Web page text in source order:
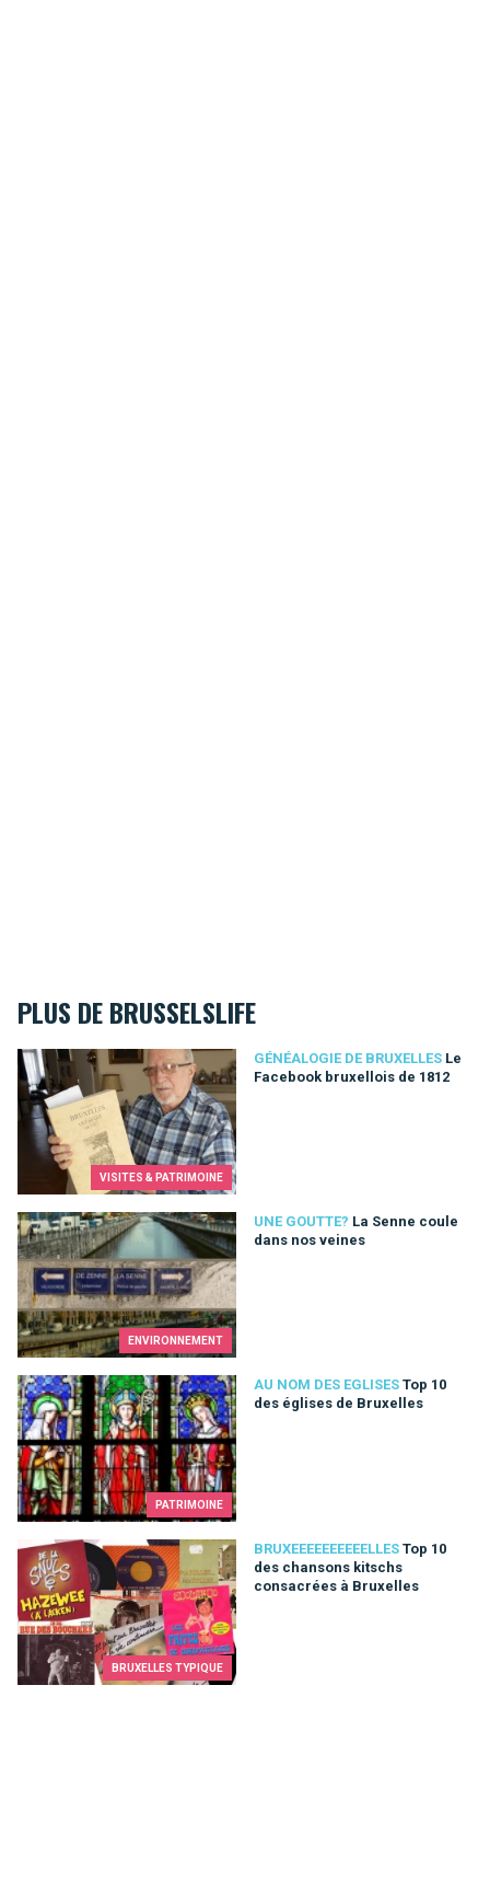
PLUS DE BRUSSELSLIFE
VISITES & PATRIMOINE
GÉNÉALOGIE DE BRUXELLES Le
Facebook bruxellois de 1812
Le Facebook bruxellois de 1812
ENVIRONNEMENT
UNE GOUTTE? La Senne coule
dans nos veines
La Senne coule dans nos veines
PATRIMOINE
AU NOM DES EGLISES Top 10
des églises de Bruxelles
Top 10 des églises de Bruxelles
BRUXELLES TYPIQUE
BRUXEEEEEEEEEELLES Top 10
des chansons kitschs
consacrées à Bruxelles
Top 10 des chansons kitschs consacrées à Bruxelles